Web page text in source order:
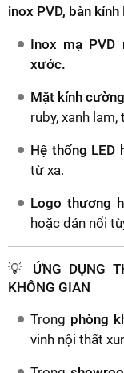
inox PVD, bàn kính
Inox mạ PVD
xước.
Mặt kính
ruby, xanh
Hệ thống LED
từ xa.
Logo thương
hoặc dán nổi
💡 ỨNG DỤNG
KHÔNG GIAN
Trong phòng
vinh nội thất